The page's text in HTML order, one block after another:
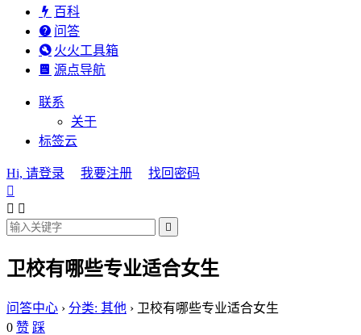
百科
问答
火火工具箱
源点导航
联系
关于
标签云
Hi, 请登录 我要注册
找回密码

 

卫校有哪些专业适合女生
问答中心 › 分类: 其他 › 卫校有哪些专业适合女生
0 赞 踩